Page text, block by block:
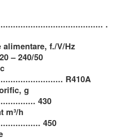
.
alimentare, f./V/Hz
– 240/50
R410A
g
430
m³/h
450